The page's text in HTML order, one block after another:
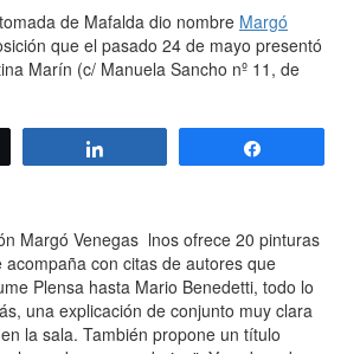
de Mafalda dio nombre Margó
que el pasado 24 de mayo presentó
Marín (c/ Manuela Sancho nº 11, de
Margó Venegas lnos ofrece 20 pinturas
acompaña con citas de autores que
Plensa hasta Mario Benedetti, todo lo
una explicación de conjunto muy clara
la sala. También propone un título